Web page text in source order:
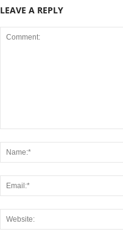
LEAVE A REPLY